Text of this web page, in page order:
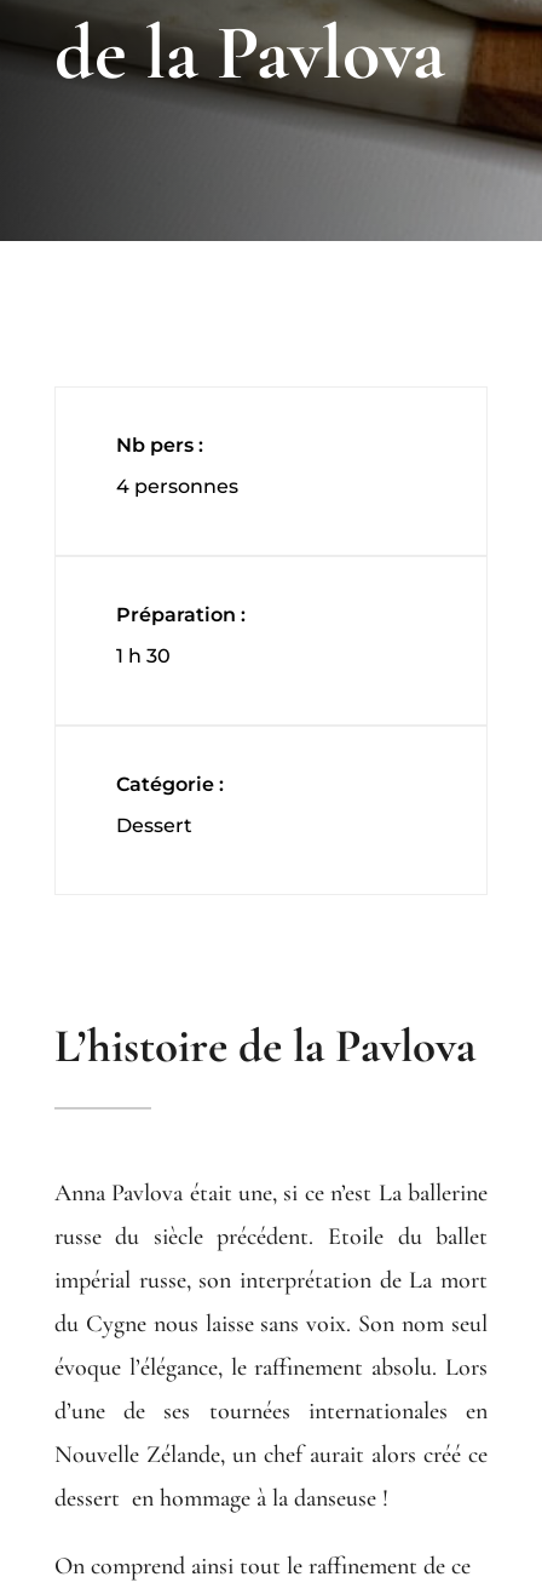
de la Pavlova
Nb pers :
4 personnes
Préparation :
1 h 30
Catégorie :
Dessert
L’histoire de la Pavlova
Anna Pavlova était une, si ce n’est La ballerine
russe du siècle précédent. Etoile du ballet
impérial russe, son interprétation de La mort
du Cygne nous laisse sans voix. Son nom seul
évoque l’élégance, le raffinement absolu. Lors
d’une de ses tournées internationales en
Nouvelle Zélande, un chef aurait alors créé ce
dessert en hommage à la danseuse !
On comprend ainsi tout le raffinement de ce